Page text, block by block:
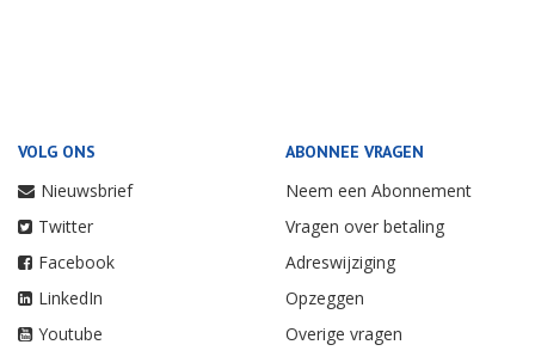
VOLG ONS
Nieuwsbrief
Twitter
Facebook
LinkedIn
Youtube
ABONNEE VRAGEN
Neem een Abonnement
Vragen over betaling
Adreswijziging
Opzeggen
Overige vragen